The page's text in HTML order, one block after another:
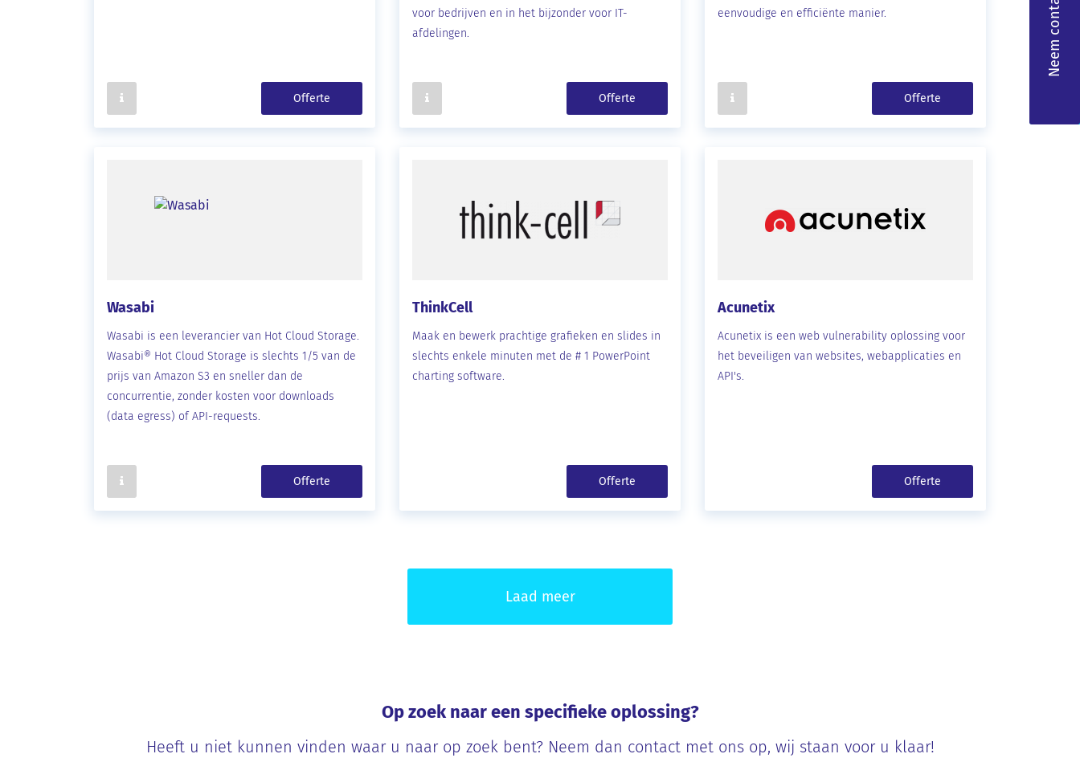
Offerte
voor bedrijven en in het bijzonder voor IT-
afdelingen.
Offerte
eenvoudige en efficiënte manier.
Offerte
Wasabi
Wasabi is een leverancier van Hot Cloud Storage.
Wasabi® Hot Cloud Storage is slechts 1/5 van de
prijs van Amazon S3 en sneller dan de
concurrentie, zonder kosten voor downloads
(data egress) of API-requests.
Offerte
ThinkCell
Maak en bewerk prachtige grafieken en slides in
slechts enkele minuten met de # 1 PowerPoint
charting software.
Offerte
Acunetix
Acunetix is een web vulnerability oplossing voor
het beveiligen van websites, webapplicaties en
API's.
Offerte
Laad meer
Op zoek naar een specifieke oplossing?
Heeft u niet kunnen vinden waar u naar op zoek bent? Neem dan contact met ons op, wij staan voor u klaar!